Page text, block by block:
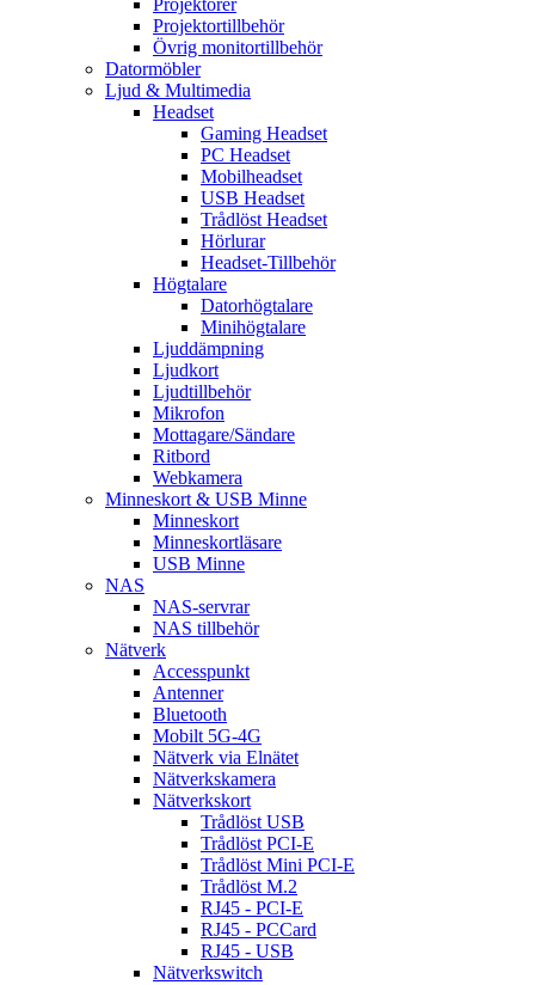
Projektorer
Projektortillbehör
Övrig monitortillbehör
Datormöbler
Ljud & Multimedia
Headset
Gaming Headset
PC Headset
Mobilheadset
USB Headset
Trådlöst Headset
Hörlurar
Headset-Tillbehör
Högtalare
Datorhögtalare
Minihögtalare
Ljuddämpning
Ljudkort
Ljudtillbehör
Mikrofon
Mottagare/Sändare
Ritbord
Webkamera
Minneskort & USB Minne
Minneskort
Minneskortläsare
USB Minne
NAS
NAS-servrar
NAS tillbehör
Nätverk
Accesspunkt
Antenner
Bluetooth
Mobilt 5G-4G
Nätverk via Elnätet
Nätverkskamera
Nätverkskort
Trådlöst USB
Trådlöst PCI-E
Trådlöst Mini PCI-E
Trådlöst M.2
RJ45 - PCI-E
RJ45 - PCCard
RJ45 - USB
Nätverkswitch